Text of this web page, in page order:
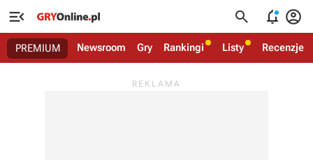
   
PREMIUM Newsroom Gry Rankingi Listy Recenzje